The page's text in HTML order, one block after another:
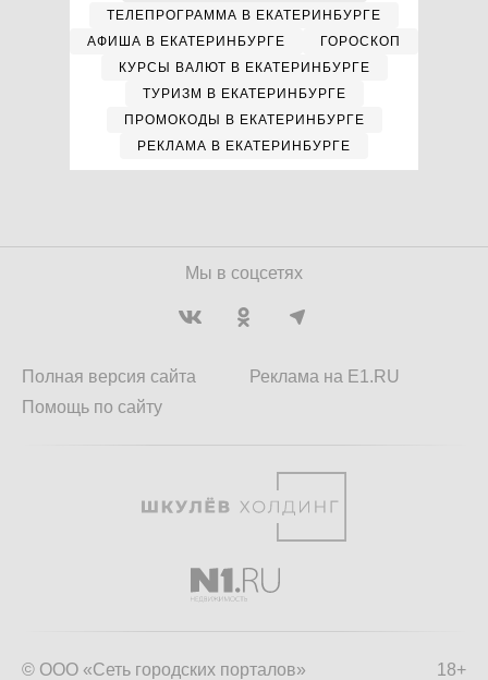
ТЕЛЕПРОГРАММА В ЕКАТЕРИНБУРГЕ
АФИША В ЕКАТЕРИНБУРГЕ
ГОРОСКОП
КУРСЫ ВАЛЮТ В ЕКАТЕРИНБУРГЕ
ТУРИЗМ В ЕКАТЕРИНБУРГЕ
ПРОМОКОДЫ В ЕКАТЕРИНБУРГЕ
РЕКЛАМА В ЕКАТЕРИНБУРГЕ
Мы в соцсетях
Полная версия сайта
Помощь по сайту
Реклама на E1.RU
18+
© ООО «Сеть городских порталов»